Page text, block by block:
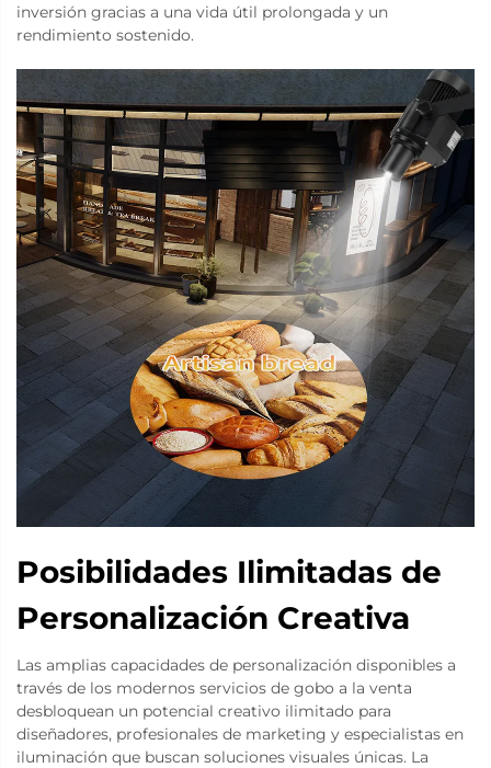
inversión gracias a una vida útil prolongada y un
rendimiento sostenido.
Posibilidades Ilimitadas de
Personalización Creativa
Las amplias capacidades de personalización disponibles a
través de los modernos servicios de gobo a la venta
desbloquean un potencial creativo ilimitado para
diseñadores, profesionales de marketing y especialistas en
iluminación que buscan soluciones visuales únicas. La